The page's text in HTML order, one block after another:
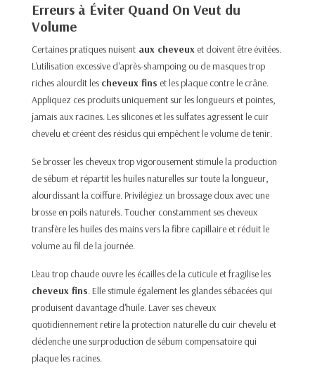
Erreurs à Éviter Quand On Veut du
Volume
Certaines pratiques nuisent aux cheveux et doivent être évitées.
L'utilisation excessive d'après-shampoing ou de masques trop
riches alourdit les cheveux fins et les plaque contre le crâne.
Appliquez ces produits uniquement sur les longueurs et pointes,
jamais aux racines. Les silicones et les sulfates agressent le cuir
chevelu et créent des résidus qui empêchent le volume de tenir.
Se brosser les cheveux trop vigorousement stimule la production
de sébum et répartit les huiles naturelles sur toute la longueur,
alourdissant la coiffure. Privilégiez un brossage doux avec une
brosse en poils naturels. Toucher constamment ses cheveux
transfère les huiles des mains vers la fibre capillaire et réduit le
volume au fil de la journée.
L'eau trop chaude ouvre les écailles de la cuticule et fragilise les
cheveux fins. Elle stimule également les glandes sébacées qui
produisent davantage d'huile. Laver ses cheveux
quotidiennement retire la protection naturelle du cuir chevelu et
déclenche une surproduction de sébum compensatoire qui
plaque les racines.